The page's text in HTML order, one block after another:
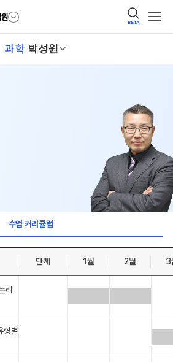
BETA
과학 박성원
수업 커리큘럼
단계 1월 2월 3
리
형별